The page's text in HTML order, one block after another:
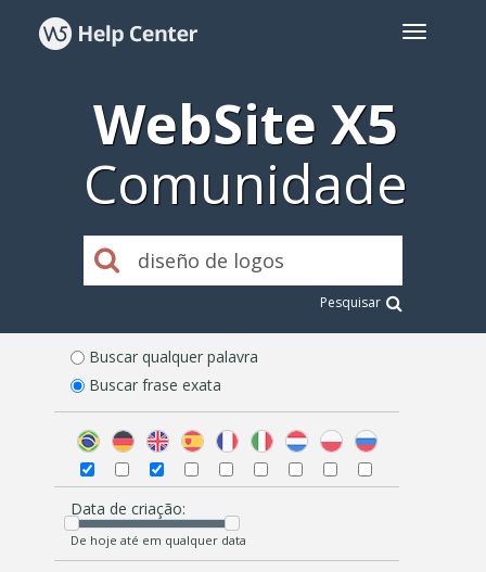
WebSite X5
Comunidade
Pesquisar
Buscar qualquer palavra
Buscar frase exata
Data de criação:
De hoje até em qualquer data